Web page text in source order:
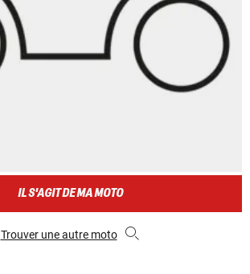
IL S'AGIT DE MA MOTO
Trouver une autre moto